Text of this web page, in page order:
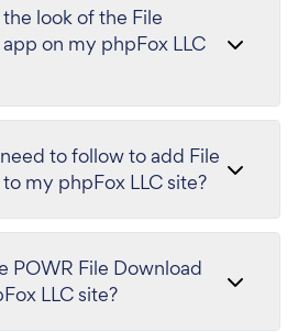
look of the File
on my phpFox LLC
to follow to add File
my phpFox LLC site?
POWR File Download
LLC site?